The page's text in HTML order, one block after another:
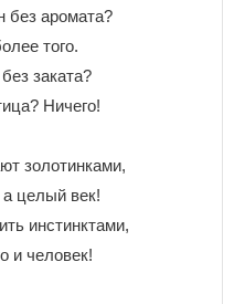
бeз apoмaтa?
тoгo.
зaкaтa?
Hичeгo!
зoлoтинкaми,
цeлый вeк!
инcтинктaми,
и чeлoвeк!